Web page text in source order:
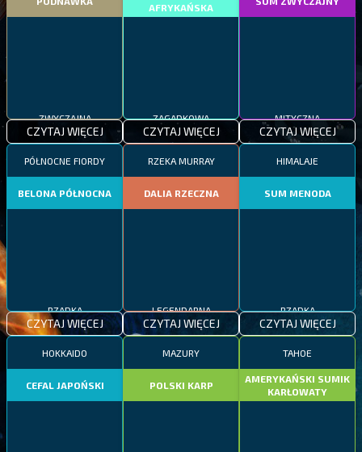
CZYTAJ WIĘCEJ
AFRYKAŃSKA
CZYTAJ WIĘCEJ CZYTAJ WIĘCEJ
PÓŁNOCNE FIORDY
BELONA PÓŁNOCNA
CZYTAJ WIĘCEJ
RZEKA MURRAY
DALIA RZECZNA
CZYTAJ WIĘCEJ
HIMALAJE
SUM MENODA
CZYTAJ WIĘCEJ
HOKKAIDO
CEFAL JAPOŃSKI
MAZURY
POLSKI KARP
TAHOE
AMERYKAŃSKI SUMIK
KARŁOWATY